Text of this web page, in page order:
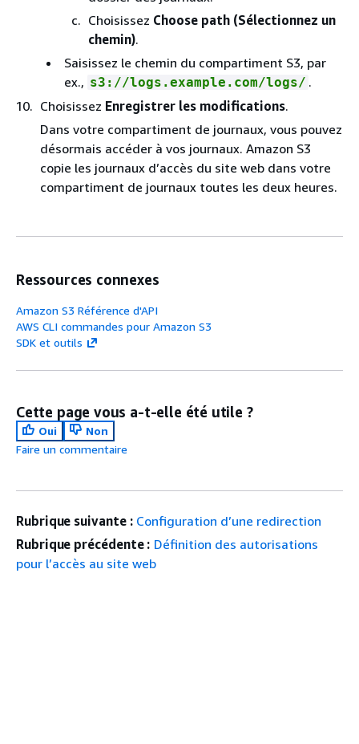
Choisissez Choose path (Sélectionnez un
chemin).
Saisissez le chemin du compartiment S3, par
ex., s3://logs.example.com/logs/ .
Choisissez Enregistrer les modifications.
Dans votre compartiment de journaux, vous pouvez
désormais accéder à vos journaux. Amazon S3
copie les journaux d’accès du site web dans votre
compartiment de journaux toutes les deux heures.
Ressources connexes
Amazon S3 Référence d'API
AWS CLI commandes pour Amazon S3
SDK et outils
Cette page vous a-t-elle été utile ?
Oui
Non
Faire un commentaire
Rubrique suivante : Configuration d’une redirection
Rubrique précédente : Définition des autorisations
pour l’accès au site web